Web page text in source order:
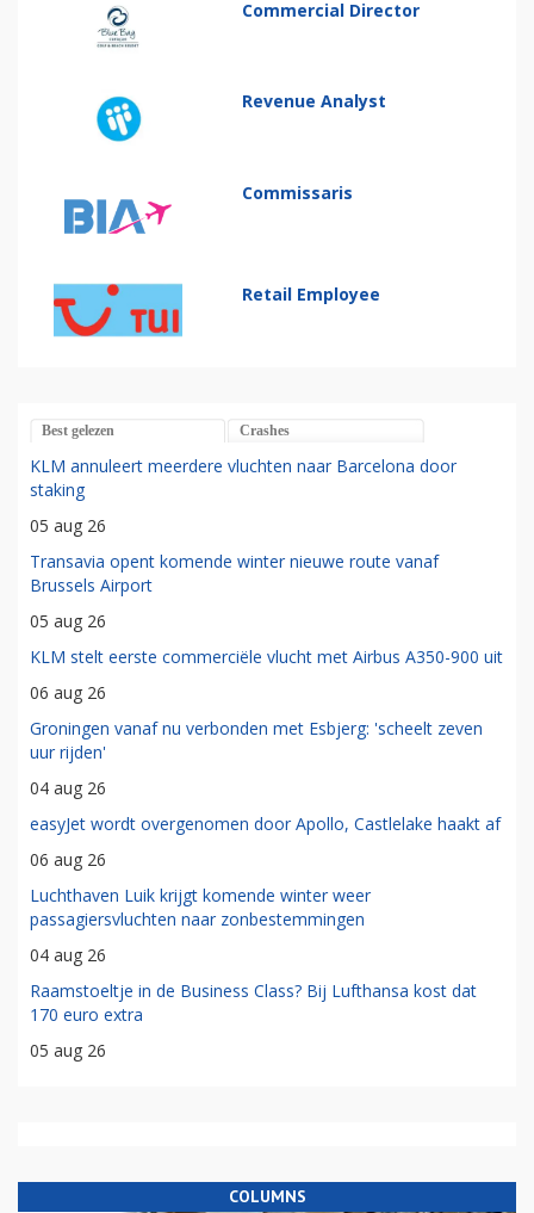
Commercial Director
Revenue Analyst
Commissaris
Retail Employee
Best gelezen Crashes
KLM annuleert meerdere vluchten naar Barcelona door
staking
05 aug 26
Transavia opent komende winter nieuwe route vanaf
Brussels Airport
05 aug 26
KLM stelt eerste commerciële vlucht met Airbus A350-900 uit
06 aug 26
Groningen vanaf nu verbonden met Esbjerg: 'scheelt zeven
uur rijden'
04 aug 26
easyJet wordt overgenomen door Apollo, Castlelake haakt af
06 aug 26
Luchthaven Luik krijgt komende winter weer
passagiersvluchten naar zonbestemmingen
04 aug 26
Raamstoeltje in de Business Class? Bij Lufthansa kost dat
170 euro extra
05 aug 26
COLUMNS